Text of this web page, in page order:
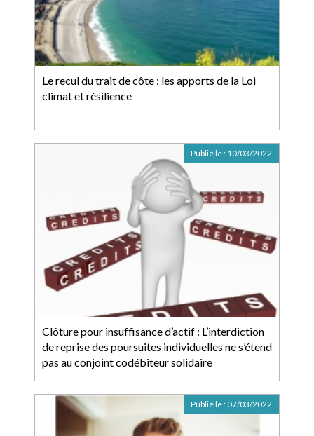
Le recul du trait de côte : les apports de la Loi
climat et résilience
Clôture pour insuffisance d’actif : L’interdiction
de reprise des poursuites individuelles ne s’étend
pas au conjoint codébiteur solidaire
Publié le : 10/03/2022
Publié le : 07/03/2022